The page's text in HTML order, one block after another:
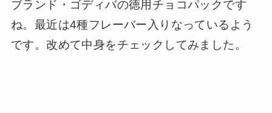
ブランド・ゴディバの徳用チョコパックです
ね。最近は4種フレーバー入りなっているよう
です。改めて中身をチェックしてみました。